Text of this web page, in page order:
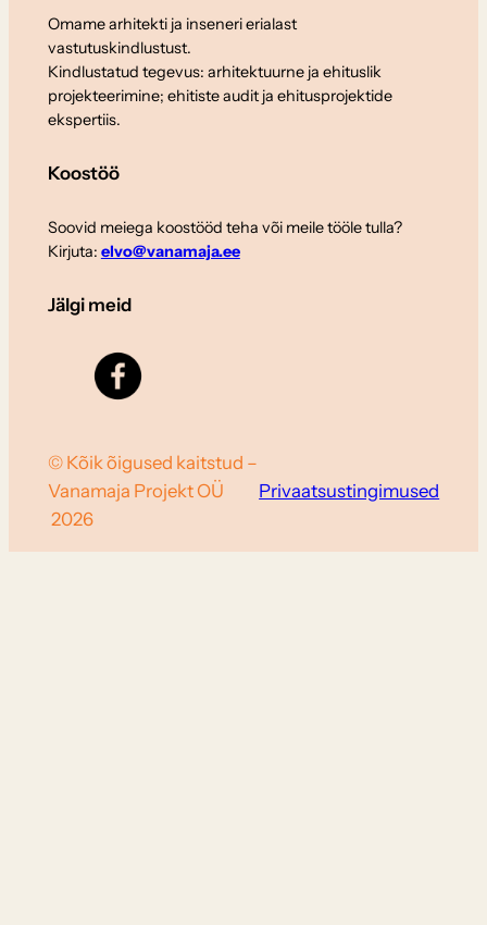
Omame arhitekti ja inseneri erialast
vastutuskindlustust.
Kindlustatud tegevus: arhitektuurne ja ehituslik
projekteerimine; ehitiste audit ja ehitusprojektide
ekspertiis.
Koostöö
Soovid meiega koostööd teha või meile tööle tulla?
Kirjuta: elvo@vanamaja.ee
Jälgi meid
© Kõik õigused kaitstud –
Vanamaja Projekt OÜ
2026
Privaatsustingimused